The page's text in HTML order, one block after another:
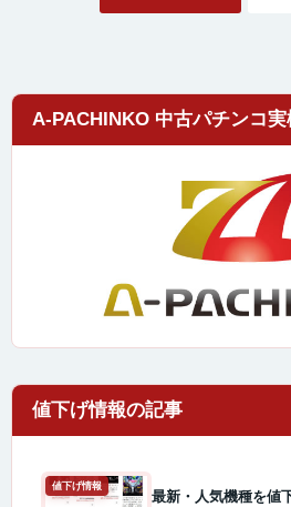
A-PACHINKO 中古パチンコ実
値下げ情報
最新・人気機種を値